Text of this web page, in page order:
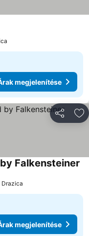
megjelenítése
Falkensteiner
Drazica
megjelenítése